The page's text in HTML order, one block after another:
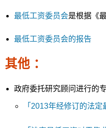
最低工资委员会是根据《
最低工资委员会的报告
其他 ：
政府委托研究顾问进行的
「2013年经修订的法